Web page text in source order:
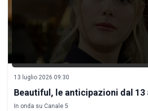
13 luglio 2026 09:30
Beautiful, le anticipazioni dal 13
In onda su Canale 5